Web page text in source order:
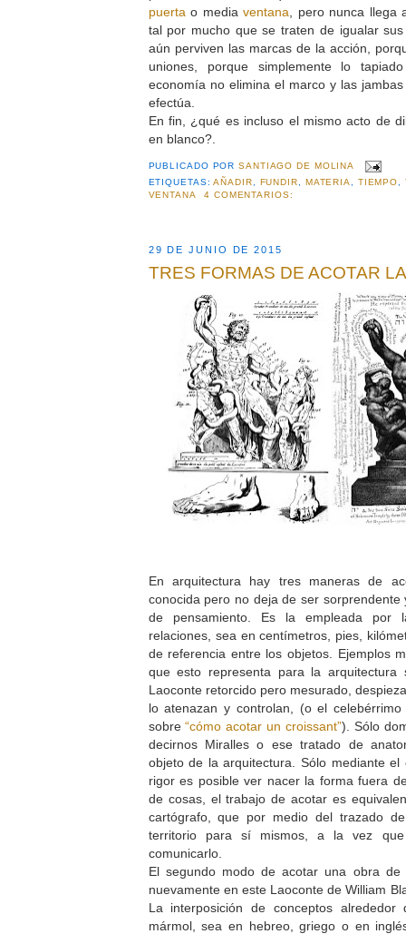
puertao mediaventana, pero nunca llega
tal por mucho que se traten de igualar
aún perviven las marcas de la acción,
uniones, porque simplemente lo
economía no elimina el marco y las
efectúa.
En fin, ¿qué es incluso el mismo acto de
en blanco?.
PUBLICADO PORSANTIAGO DE MOLINA
ETIQUETAS:AÑADIR FUNDIR MATERIA TIEMPO
VENTANA
4 COMENTARIOS:
29 DE JUNIO DE 2015
TRES FORMAS DE ACOTAR
En arquitectura hay tres maneras de
conocida pero no deja de ser
de pensamiento. Es la empleada por
relaciones, sea en centímetros, pies,
de referencia entre los objetos. Ejemplos
que esto representa para la arquitectura
Laoconte retorcido pero mesurado,
lo atenazan y controlan, (o el
sobre“cómo acotar un croissant”). Sólo
decirnos Miralles o ese tratado de
objeto de la arquitectura. Sólo mediante
rigor es posible ver nacer la forma fuera
de cosas, el trabajo de acotar es
cartógrafo, que por medio del trazado
territorio para sí mismos, a la vez
comunicarlo.
El segundo modo de acotar una obra de
nuevamente en este Laoconte de William
La interposición de conceptos
mármol, sea en hebreo, griego o en